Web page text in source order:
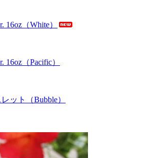
16oz（White）
16oz（Pacific）
ット（Bubble）